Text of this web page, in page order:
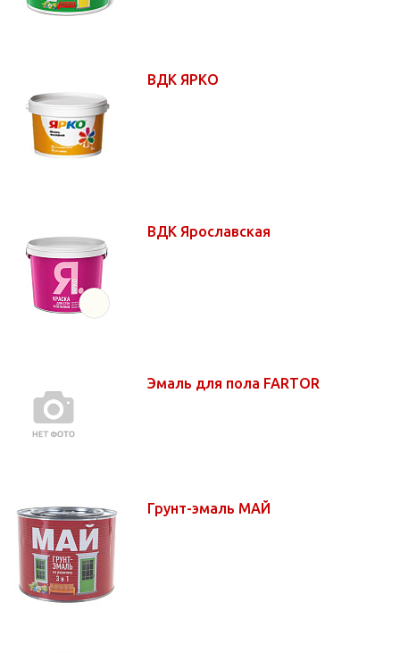
ВДК ЯРКО
ВДК Ярославская
Эмаль для пола FARTOR
Грунт-эмаль МАЙ